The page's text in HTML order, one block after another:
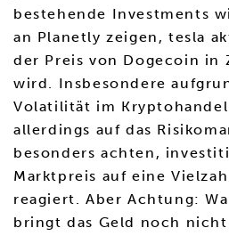
bestehende Investments
an Planetly zeigen, tesla
der Preis von Dogecoin in
wird. Insbesondere
Volatilität im
allerdings auf das
besonders achten,
Marktpreis auf eine
reagiert. Aber Achtung:
bringt das Geld noch